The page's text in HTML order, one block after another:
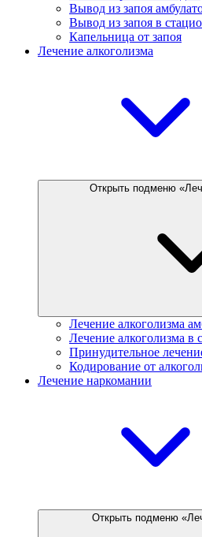
Вывод из запоя
Вывод из запоя в
Капельница от запоя
Лечение алкоголизма
Открыть подменю
Лечение алкоголизма
Лечение алкоголизма в
Принудительное
Кодирование от
Лечение наркомании
Открыть подменю